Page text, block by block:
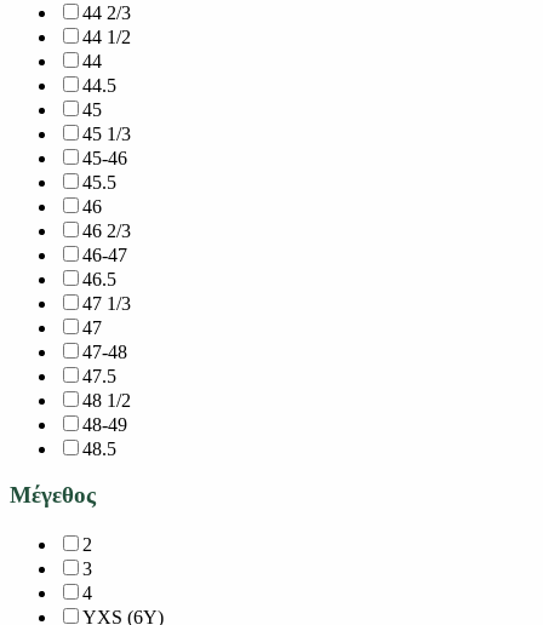
44 2/3
44 1/2
44
44.5
45
45 1/3
45-46
45.5
46
46 2/3
46-47
46.5
47 1/3
47
47-48
47.5
48 1/2
48-49
48.5
Μέγεθος
2
3
4
YXS (6Y)